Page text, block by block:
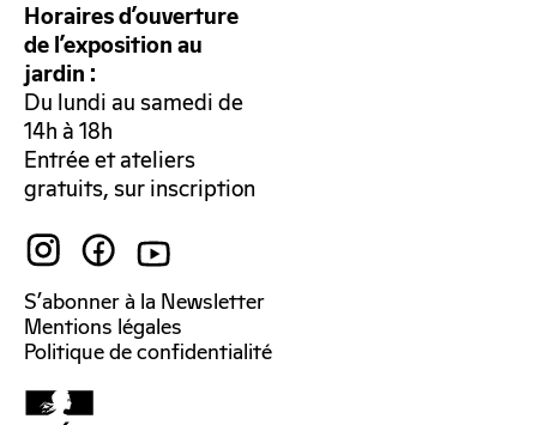
Horaires d’ouverture
de l’exposition au
jardin :
Du lundi au samedi de
14h à 18h
Entrée et ateliers
gratuits, sur inscription
S’abonner à la Newsletter
Mentions légales
Politique de confidentialité